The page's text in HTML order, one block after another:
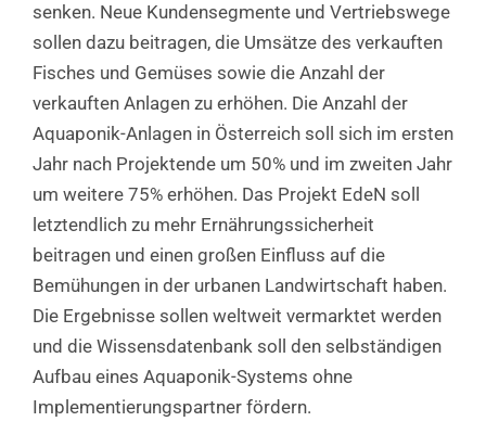
senken. Neue Kundensegmente und Vertriebswege
sollen dazu beitragen, die Umsätze des verkauften
Fisches und Gemüses sowie die Anzahl der
verkauften Anlagen zu erhöhen. Die Anzahl der
Aquaponik-Anlagen in Österreich soll sich im ersten
Jahr nach Projektende um 50% und im zweiten Jahr
um weitere 75% erhöhen. Das Projekt EdeN soll
letztendlich zu mehr Ernährungssicherheit
beitragen und einen großen Einfluss auf die
Bemühungen in der urbanen Landwirtschaft haben.
Die Ergebnisse sollen weltweit vermarktet werden
und die Wissensdatenbank soll den selbständigen
Aufbau eines Aquaponik-Systems ohne
Implementierungspartner fördern.